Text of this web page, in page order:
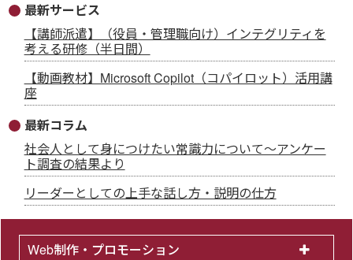
最新サービス
【講師派遣】（役員・管理職向け）インテグリティを
考える研修（半日間）
【動画教材】Microsoft Copilot（コパイロット）活用講
座
最新コラム
社会人として身につけたい常識力について～アンケー
ト調査の結果より
リーダーとしての上手な話し方・説明の仕方
Web制作・プロモーション